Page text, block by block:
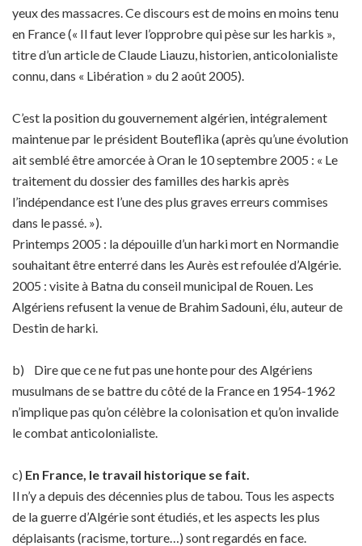
yeux des massacres. Ce discours est de moins en moins tenu
en France (« Il faut lever l’opprobre qui pèse sur les harkis »,
titre d’un article de Claude Liauzu, historien, anticolonialiste
connu, dans « Libération » du 2 août 2005).
C’est la position du gouvernement algérien, intégralement
maintenue par le président Bouteflika (après qu’une évolution
ait semblé être amorcée à Oran le 10 septembre 2005 : « Le
traitement du dossier des familles des harkis après
l’indépendance est l’une des plus graves erreurs commises
dans le passé. »).
Printemps 2005 : la dépouille d’un harki mort en Normandie
souhaitant être enterré dans les Aurès est refoulée d’Algérie.
2005 : visite à Batna du conseil municipal de Rouen. Les
Algériens refusent la venue de Brahim Sadouni, élu, auteur de
Destin de harki.
b) Dire que ce ne fut pas une honte pour des Algériens
musulmans de se battre du côté de la France en 1954-1962
n’implique pas qu’on célèbre la colonisation et qu’on invalide
le combat anticolonialiste.
c) En France, le travail historique se fait.
Il n’y a depuis des décennies plus de tabou. Tous les aspects
de la guerre d’Algérie sont étudiés, et les aspects les plus
déplaisants (racisme, torture…) sont regardés en face.